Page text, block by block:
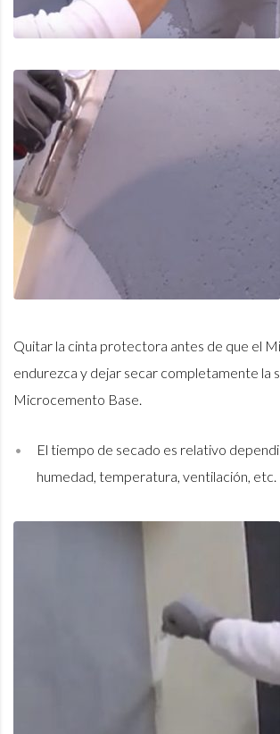
Quitar la cinta protectora antes de que el
endurezca y dejar secar completamente la
Microcemento Base.
El tiempo de secado es relativo
humedad, temperatura, ventilación, etc.